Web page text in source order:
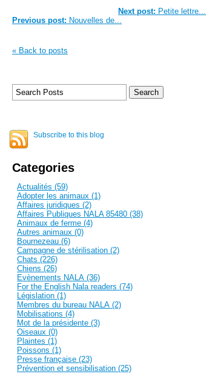
Next post: Petite lettre...
Previous post: Nouvelles de...
« Back to posts
Subscribe to this blog
Categories
Actualités (59)
Adopter les animaux (1)
Affaires juridiques (2)
Affaires Publiques NALA 85480 (38)
Animaux de ferme (4)
Autres animaux (0)
Bournezeau (6)
Campagne de stérilisation (2)
Chats (226)
Chiens (26)
Evènements NALA (36)
For the English Nala readers (74)
Législation (1)
Membres du bureau NALA (2)
Mobilisations (4)
Mot de la présidente (3)
Oiseaux (0)
Plaintes (1)
Poissons (1)
Presse française (23)
Prévention et sensibilisation (25)